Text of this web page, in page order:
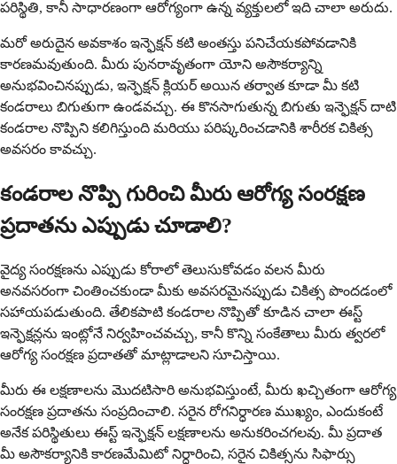
పరిస్థితి, కానీ సాధారణంగా ఆరోగ్యంగా ఉన్న వ్యక్తులలో ఇది చాలా అరుదు.
మరో అరుదైన అవకాశం ఇన్ఫెక్షన్ కటి అంతస్తు పనిచేయకపోవడానికి
కారణమవుతుంది. మీరు పునరావృతంగా యోని అసౌకర్యాన్ని
అనుభవించినప్పుడు, ఇన్ఫెక్షన్ క్లియర్ అయిన తర్వాత కూడా మీ కటి
కండరాలు బిగుతుగా ఉండవచ్చు. ఈ కొనసాగుతున్న బిగుతు ఇన్ఫెక్షన్ దాటి
కండరాల నొప్పిని కలిగిస్తుంది మరియు పరిష్కరించడానికి శారీరక చికిత్స
అవసరం కావచ్చు.
కండరాల నొప్పి గురించి మీరు ఆరోగ్య సంరక్షణ
ప్రదాతను ఎప్పుడు చూడాలి?
వైద్య సంరక్షణను ఎప్పుడు కోరాలో తెలుసుకోవడం వలన మీరు
అనవసరంగా చింతించకుండా మీకు అవసరమైనప్పుడు చికిత్స పొందడంలో
సహాయపడుతుంది. తేలికపాటి కండరాల నొప్పితో కూడిన చాలా ఈస్ట్
ఇన్ఫెక్షన్లను ఇంట్లోనే నిర్వహించవచ్చు, కానీ కొన్ని సంకేతాలు మీరు త్వరలో
ఆరోగ్య సంరక్షణ ప్రదాతతో మాట్లాడాలని సూచిస్తాయి.
మీరు ఈ లక్షణాలను మొదటిసారి అనుభవిస్తుంటే, మీరు ఖచ్చితంగా ఆరోగ్య
సంరక్షణ ప్రదాతను సంప్రదించాలి. సరైన రోగనిర్ధారణ ముఖ్యం, ​​ఎందుకంటే
అనేక పరిస్థితులు ఈస్ట్ ఇన్ఫెక్షన్ లక్షణాలను అనుకరించగలవు. మీ ప్రదాత
మీ అసౌకర్యానికి కారణమేమిటో నిర్ధారించి, సరైన చికిత్సను సిఫార్సు